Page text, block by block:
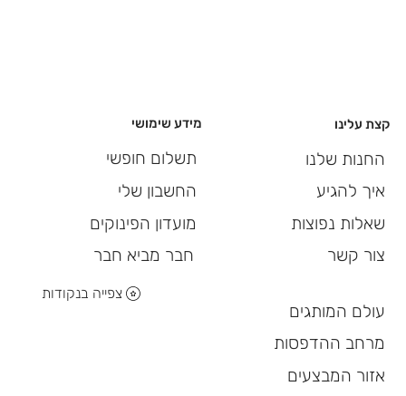
מידע שימושי
תשלום חופשי
החשבון שלי
מועדון הפינוקים
חבר מביא חבר
צפייה בנקודות
קצת עלינו
החנות שלנו
איך להגיע
שאלות נפוצות
צור קשר
עולם המותגים
מרחב ההדפסות
אזור המבצעים